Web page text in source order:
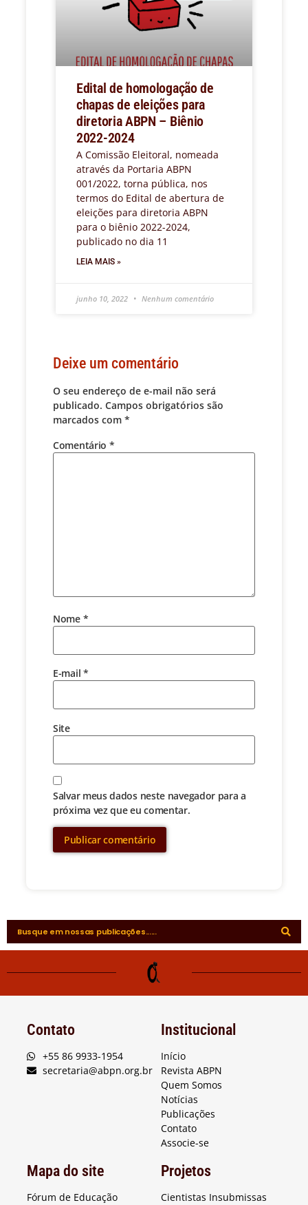
Edital de homologação de
chapas de eleições para
diretoria ABPN – Biênio
2022-2024
A Comissão Eleitoral, nomeada
através da Portaria ABPN
001/2022, torna pública, nos
termos do Edital de abertura de
eleições para diretoria ABPN
para o biênio 2022-2024,
publicado no dia 11
LEIA MAIS »
junho 10, 2022 Nenhum comentário
Deixe um comentário
O seu endereço de e-mail não será
publicado. Campos obrigatórios são
marcados com *
Comentário *
Nome *
E-mail *
Site
Salvar meus dados neste navegador para a
próxima vez que eu comentar.
Contato
+55 86 9933-1954
secretaria@abpn.org.br
Institucional
Início
Revista ABPN
Quem Somos
Notícias
Publicações
Contato
Associe-se
Mapa do site
Fórum de Educação
Projetos
Cientistas Insubmissas